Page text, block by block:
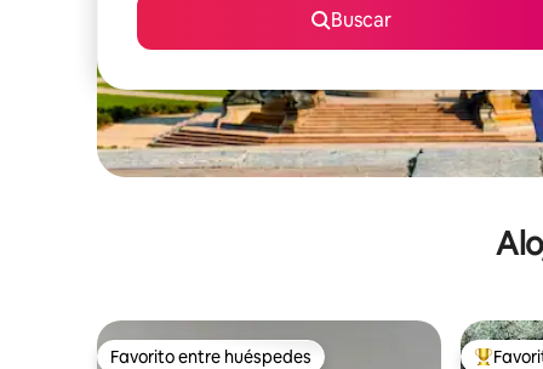
Buscar
Favorito entre huéspedes